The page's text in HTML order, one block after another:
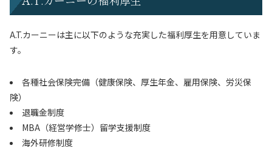
A.T.カーニーは主に以下のような充実した福利厚生を用意していま
す。
各種社会保険完備（健康保険、厚生年金、雇用保険、労災保
険）
退職金制度
MBA（経営学修士）留学支援制度
海外研修制度